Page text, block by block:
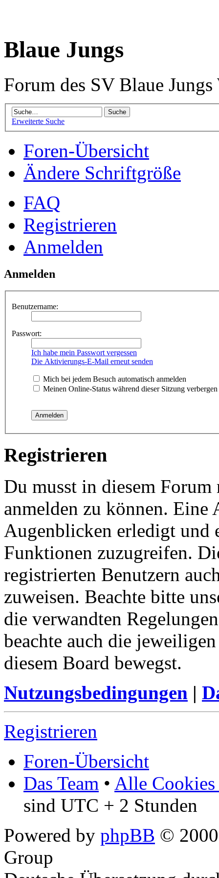
Blaue Jungs
Forum des SV Blaue
Erweiterte Suche
Foren-Übersicht
Ändere Schriftgröße
FAQ
Registrieren
Anmelden
Anmelden
Benutzername:
Passwort:
Ich habe mein Passwort vergessen
Die Aktivierungs-E-Mail erneut senden
Mich bei jedem Besuch automatisch anmelden
Meinen Online-Status während dieser Sitzung verbergen
Registrieren
Du musst in diesem
anmelden zu können.
Augenblicken erledigt und
Funktionen zuzugreifen.
registrierten Benutzern
zuweisen. Beachte bitte
die verwandten
beachte auch die
diesem Board bewegst.
Nutzungsbedingungen |
Registrieren
Foren-Übersicht
Das Team • Alle Cookies
sind UTC + 2 Stunden
Powered by phpBB ©
Group